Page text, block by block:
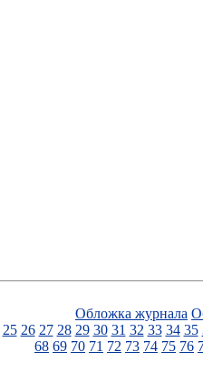
Обложка журнала
25 26 27 28 29 30 31 32 33 34 35
68 69 70 71 72 73 74 75 76